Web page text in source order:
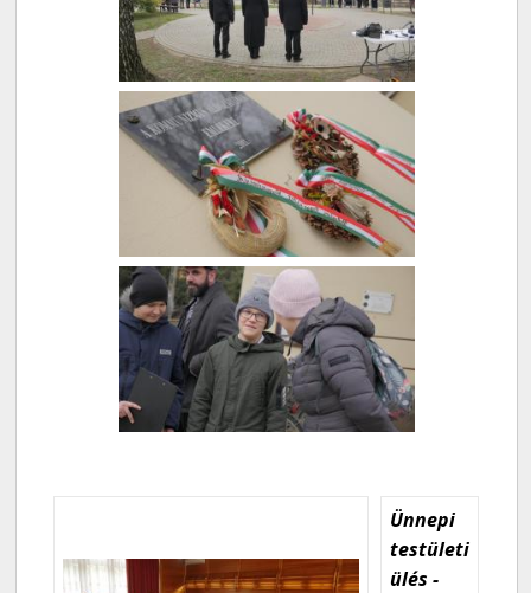
Ünnepi
testületi
ülés -